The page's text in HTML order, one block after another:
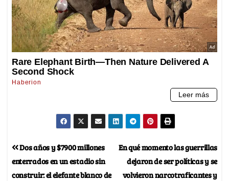
En qué momento las guerrillas
dejaron de ser políticas y se
volvieron narcotraficantes y
Dos años y $7900 millones
enterrados en un estadio sin
construir: el elefante blanco de